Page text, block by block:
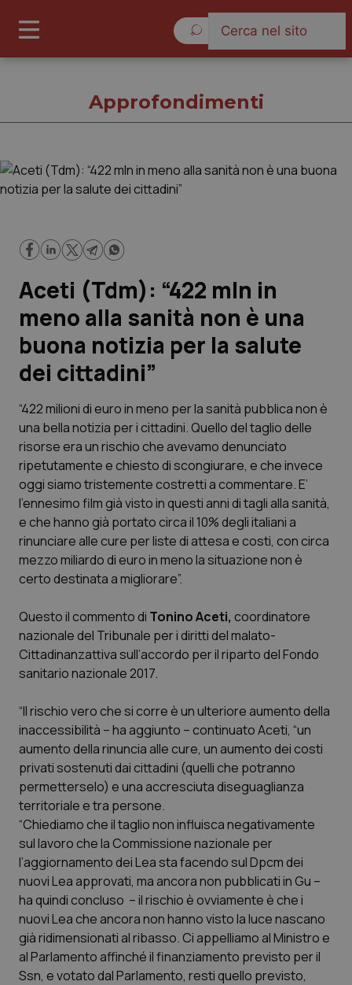
Governo e Parlamento
Regioni e Asl
Lavoro e Professioni
Studi e Analisi
Lettere al direttore
Edizioni Regionali
QS Pro
Abruzzo
Basilicata
Calabria
Campania
Emilia-Romagna
Friuli Venezia Giulia
Lazio
Liguria
Lombardia
QS Pro Gold
Artrite & artrosi
Asma & BPCO
Car-T
Colesterolo & coronaropatie
Dermatite Atopica
Diabete & glucometri
Disturbi dell’umore
Dolore
QS Club Newsletter
Approfondimenti
Aceti (Tdm): “422 mln in
meno alla sanità non è una
buona notizia per la salute
dei cittadini”
“422 milioni di euro in meno per la sanità pubblica non è
una bella notizia per i cittadini. Quello del taglio delle
risorse era un rischio che avevamo denunciato
ripetutamente e chiesto di scongiurare, e che invece
oggi siamo tristemente costretti a commentare. E’
l’ennesimo film già visto in questi anni di tagli alla sanità,
e che hanno già portato circa il 10% degli italiani a
rinunciare alle cure per liste di attesa e costi, con circa
mezzo miliardo di euro in meno la situazione non è
certo destinata a migliorare”.
Questo il commento di Tonino Aceti, coordinatore
nazionale del Tribunale per i diritti del malato-
Cittadinanzattiva sull’accordo per il riparto del Fondo
sanitario nazionale 2017.
“Il rischio vero che si corre è un ulteriore aumento della
inaccessibilità – ha aggiunto – continuato Aceti, “un
aumento della rinuncia alle cure, un aumento dei costi
privati sostenuti dai cittadini (quelli che potranno
permetterselo) e una accresciuta diseguaglianza
territoriale e tra persone.
“Chiediamo che il taglio non influisca negativamente
sul lavoro che la Commissione nazionale per
l’aggiornamento dei Lea sta facendo sul Dpcm dei
nuovi Lea approvati, ma ancora non pubblicati in Gu –
ha quindi concluso – il rischio è ovviamente è che i
nuovi Lea che ancora non hanno visto la luce nascano
già ridimensionati al ribasso. Ci appelliamo al Ministro e
al Parlamento affinché il finanziamento previsto per il
Ssn, e votato dal Parlamento, resti quello previsto,